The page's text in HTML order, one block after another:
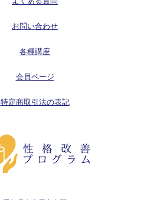
お問い合わせ
各種講座
会員ページ
特定商取引法の表記